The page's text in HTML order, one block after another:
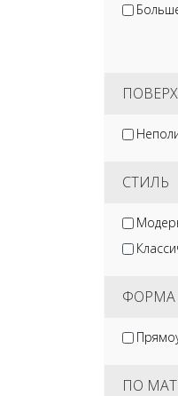
СТИЛЬ
ФОРМА
ПО